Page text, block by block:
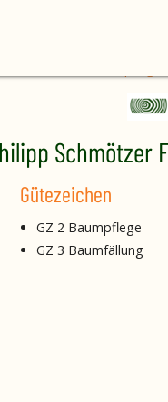
Schmötzer
Gütezeichen
GZ 2 Baumpflege
GZ 3 Baumfällung